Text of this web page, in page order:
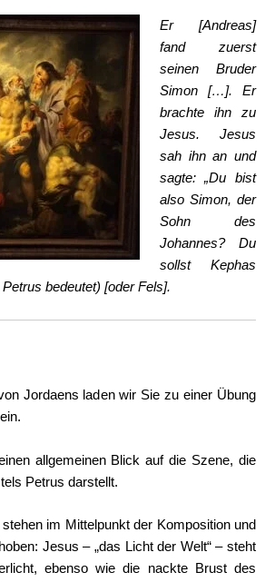
Er [Andreas]
fand zuerst
seinen Bruder
Simon […]. Er
brachte ihn zu
Jesus. Jesus
sah ihn an und
sagte: „Du bist
also Simon, der
Sohn des
Johannes? Du
sollst Kephas
bedeutet) [oder Fels].
Jordaens laden wir Sie zu einer Übung
allgemeinen Blick auf die Szene, die
Petrus darstellt.
im Mittelpunkt der Komposition und
Jesus – „das Licht der Welt“ – steht
ebenso wie die nackte Brust des